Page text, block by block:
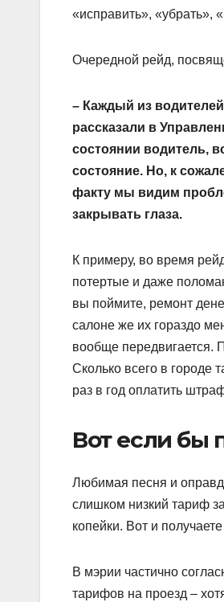
«исправить», «убрать»,
Очередной рейд,
– Каждый из
рассказали в
состоянии водитель,
состояние. Но, к
факту мы видим
закрывать глаза.
К примеру, во время
потертые и даже
вы поймите, ремонт
салоне же их гораздо
вообще передвигается.
Сколько всего в городе
раз в год оплатить
Вот если бы
Любимая песня и
слишком низкий тариф
копейки. Вот и
В мэрии частично
тарифов на проезд –